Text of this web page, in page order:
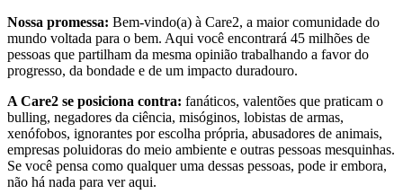
Nossa promessa: Bem-vindo(a) à Care2, a maior comunidade do
mundo voltada para o bem. Aqui você encontrará 45 milhões de
pessoas que partilham da mesma opinião trabalhando a favor do
progresso, da bondade e de um impacto duradouro.
A Care2 se posiciona contra: fanáticos, valentões que praticam o
bulling, negadores da ciência, misóginos, lobistas de armas,
xenófobos, ignorantes por escolha própria, abusadores de animais,
empresas poluidoras do meio ambiente e outras pessoas mesquinhas.
Se você pensa como qualquer uma dessas pessoas, pode ir embora,
não há nada para ver aqui.